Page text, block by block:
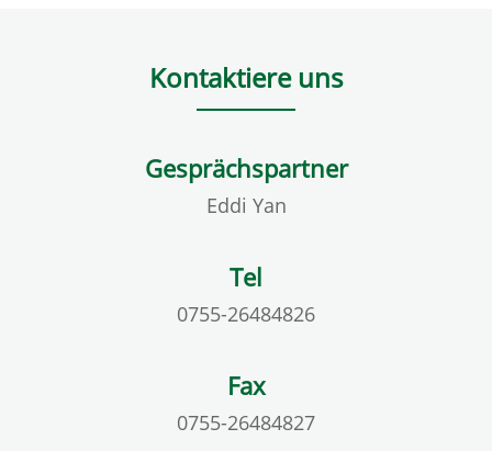
Kontaktiere uns
Gesprächspartner
Eddi Yan
Tel
0755-26484826
Fax
0755-26484827